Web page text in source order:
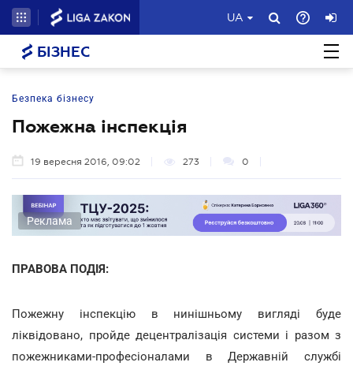
UA
БІЗНЕС
Безпека бізнесу
Пожежна інспекція
19 вересня 2016, 09:02 273 0
Реклама
ПРАВОВА ПОДІЯ:
Пожежну інспекцію в нинішньому вигляді буде
ліквідовано, пройде децентралізація системи і разом з
пожежниками-професіоналами в Державній службі